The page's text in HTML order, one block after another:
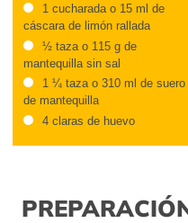
1 cucharada o 15 ml de
cáscara de limón rallada
½ taza o 115 g de
mantequilla sin sal
1 ¼ taza o 310 ml de suero
de mantequilla
4 claras de huevo